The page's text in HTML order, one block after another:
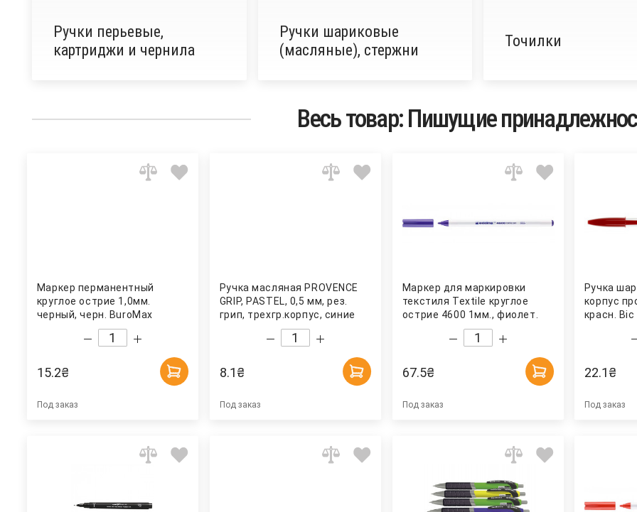
Ручки перьевые,
картриджи и чернила
Ручки шариковые
(масляные), стержни
Точилки
Весь товар: Пишущие
Маркер перманентный
круглое острие 1,0мм.
черный, черн. BuroMax
15.2₴
Под заказ
Ручка масляная PROVENCE
GRIP, PASTEL, 0,5 мм, рез.
грип, трехгр.корпус, синие
чернила, ассорт. BuroMax
8.1₴
Под заказ
Маркер для маркировки
текстиля Textile круглое
острие 4600 1мм., фиолет.
67.5₴
Под заказ
Ручка
корпус
красн. Bic
22.1₴
Под заказ